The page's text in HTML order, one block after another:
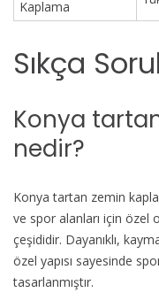
Kaplama
Sıkça
Konya
nedir?
Konya tartan zemin
ve spor alanları için özel
çeşididir. Dayanıklı,
özel yapısı sayesinde
tasarlanmıştır.